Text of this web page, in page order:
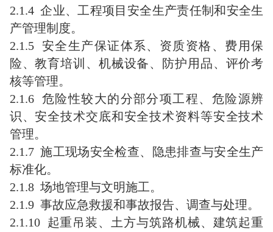
2.1.4 企业、工程项目安全生产责任制和安全生
产管理制度。
2.1.5 安全生产保证体系、资质资格、费用保
险、教育培训、机械设备、防护用品、评价考
核等管理。
2.1.6 危险性较大的分部分项工程、危险源辨
识、安全技术交底和安全技术资料等安全技术
管理。
2.1.7 施工现场安全检查、隐患排查与安全生产
标准化。
2.1.8 场地管理与文明施工。
2.1.9 事故应急救援和事故报告、调查与处理。
2.1.10 起重吊装、土方与筑路机械、建筑起重